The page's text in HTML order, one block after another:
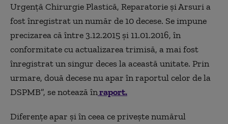
Urgenţă Chirurgie Plastică, Reparatorie şi Arsuri a
fost înregistrat un număr de 10 decese. Se impune
precizarea că între 3.12.2015 şi 11.01.2016, în
conformitate cu actualizarea trimisă, a mai fost
înregistrat un singur deces la această unitate. Prin
urmare, două decese nu apar în raportul celor de la
DSPMB”, se notează înraport.
Diferenţe apar şi în ceea ce priveşte numărul